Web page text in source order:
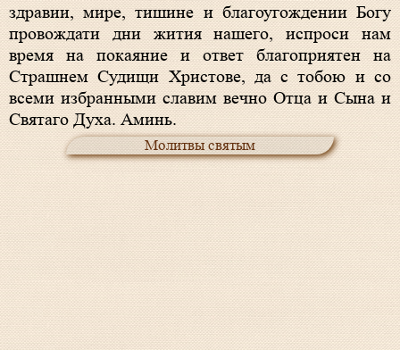
здравии, мире, тишине и благоугождении Богу
провождати дни жития нашего, испроси нам
время на покаяние и ответ благоприятен на
Страшнем Судищи Христове, да с тобою и со
всеми избранными славим вечно Отца и Сына и
Святаго Духа. Аминь.
Молитвы святым